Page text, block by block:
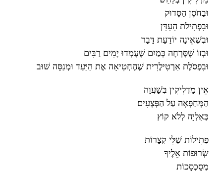
וּבַחֹסֶן הַסָּדוּק
וּבִפְתִילַת הָעִדָּן
וּבְשֶׁאֵינָה יוֹדַעַת דָּבָר
וּבְזוֹ שֶׁסָּרְחָה כְּמַיִם שֶׁעָמְדוּ יָמִים רַבִּים
וּבִפְסֹלֶת אַרְטִילֶרִית שֶׁהֶחְטִיאָה אֶת הַיַּעַד וּמְנַסָּה שׁוּב
אֵין מַדְלִיקִין בְּשַׁעֲוָה
הַמְּחַפְּאָה עַל הַפְּצָעִים
כְּאַלְיָה לְלֹא קוֹץ
פְּתִילוֹת שֶׁלִּי קְצָרוֹת
שְׂרוּפוֹת אֵלֶיךָ
מְסֻכְסָכוֹת